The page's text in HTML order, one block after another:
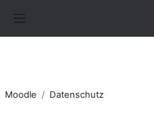
Moodle Datenschutz